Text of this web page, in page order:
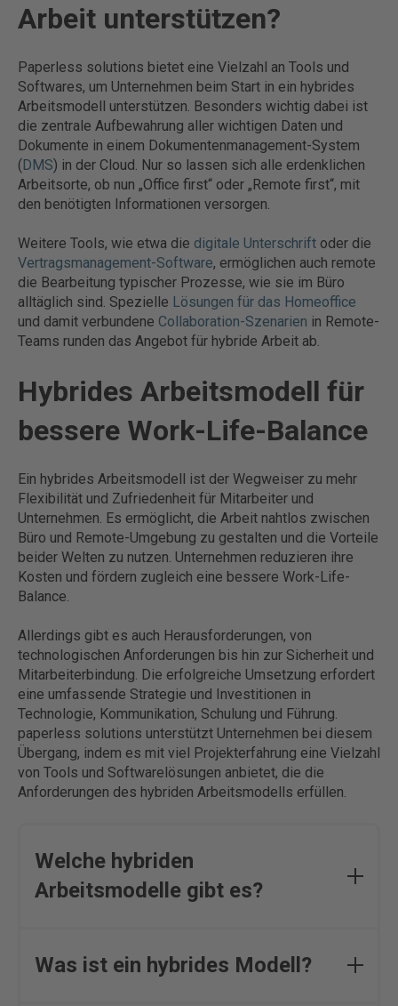
Arbeit unterstützen?
Paperless solutions bietet eine Vielzahl an Tools und
Softwares, um Unternehmen beim Start in ein hybrides
Arbeitsmodell unterstützen. Besonders wichtig dabei ist
die zentrale Aufbewahrung aller wichtigen Daten und
Dokumente in einem Dokumentenmanagement-System
(DMS) in der Cloud. Nur so lassen sich alle erdenklichen
Arbeitsorte, ob nun „Office first“ oder „Remote first“, mit
den benötigten Informationen versorgen.
Weitere Tools, wie etwa die digitale Unterschrift oder die
Vertragsmanagement-Software, ermöglichen auch remote
die Bearbeitung typischer Prozesse, wie sie im Büro
alltäglich sind. Spezielle Lösungen für das Homeoffice
und damit verbundene Collaboration-Szenarien in Remote-
Teams runden das Angebot für hybride Arbeit ab.
Hybrides Arbeitsmodell für
bessere Work-Life-Balance
Ein hybrides Arbeitsmodell ist der Wegweiser zu mehr
Flexibilität und Zufriedenheit für Mitarbeiter und
Unternehmen. Es ermöglicht, die Arbeit nahtlos zwischen
Büro und Remote-Umgebung zu gestalten und die Vorteile
beider Welten zu nutzen. Unternehmen reduzieren ihre
Kosten und fördern zugleich eine bessere Work-Life-
Balance.
Allerdings gibt es auch Herausforderungen, von
technologischen Anforderungen bis hin zur Sicherheit und
Mitarbeiterbindung. Die erfolgreiche Umsetzung erfordert
eine umfassende Strategie und Investitionen in
Technologie, Kommunikation, Schulung und Führung.
paperless solutions unterstützt Unternehmen bei diesem
Übergang, indem es mit viel Projekterfahrung eine Vielzahl
von Tools und Softwarelösungen anbietet, die die
Anforderungen des hybriden Arbeitsmodells erfüllen.
Welche hybriden
Arbeitsmodelle gibt es?
Remote-Arbeit mit Präsenzarbeit im Büro oder
anderen physischen Standorten. Es gibt
Was ist ein hybrides Modell?